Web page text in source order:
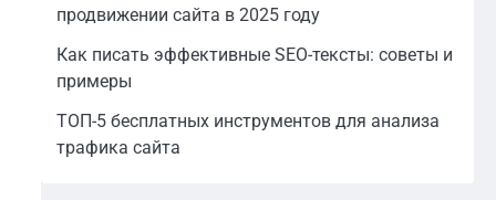
продвижении сайта в 2025 году
Как писать эффективные SEO-тексты: советы и
примеры
ТОП-5 бесплатных инструментов для анализа
трафика сайта